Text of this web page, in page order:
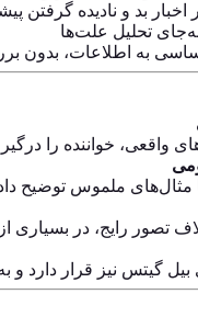
بد و نادیده گرفتن
تحلیل علت‌ها
به اطلاعات، بدون
واقعی، خواننده را
مثال‌های ملموس توضیح
تصور رایج، در
گیتس نیز قرار دارد